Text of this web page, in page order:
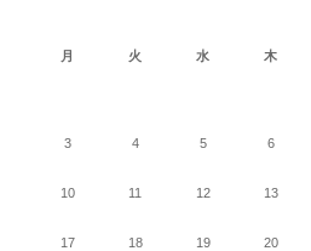
月
火 水 木
3 4 5 6
10 11 12 13
17 18 19 20